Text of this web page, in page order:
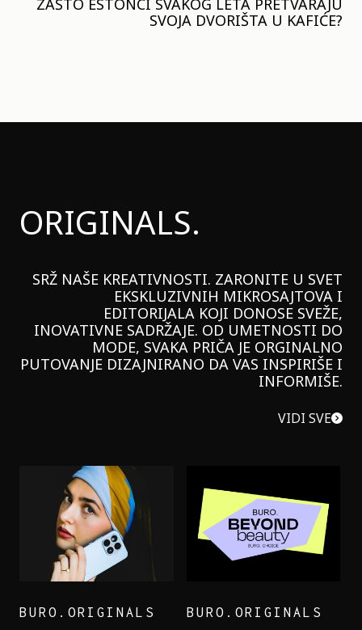
SVOJA DVORIŠTA U KAFIĆE?
ORIGINALS.
SRŽ NAŠE KREATIVNOSTI. ZARONITE U SVET
EKSKLUZIVNIH MIKROSAJTOVA I
EDITORIJALA KOJI DONOSE SVEŽE,
INOVATIVNE SADRŽAJE. OD UMETNOSTI DO
MODE, SVAKA PRIČA JE ORGINALNO
PUTOVANJE DIZAJNIRANO DA VAS INSPIRIŠE I
INFORMIŠE.
VIDI SVE